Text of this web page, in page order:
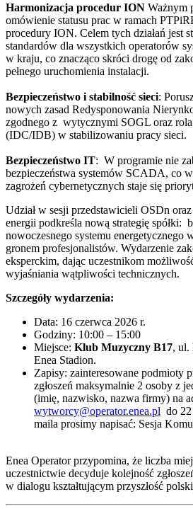
Harmonizacja procedur ION Ważnym
omówienie statusu prac w ramach
procedury ION. Celem tych działań jest
standardów dla wszystkich operatorów
w kraju, co znacząco skróci drogę od
pełnego uruchomienia instalacji.
Bezpieczeństwo i stabilność sieci:
nowych zasad Redysponowania
zgodnego z wytycznymi SOGL oraz rola
(IDC/IDB) w stabilizowaniu pracy sieci.
Bezpieczeństwo IT: W programie nie
bezpieczeństwa systemów SCADA, co
zagrożeń cybernetycznych staje się
Udział w sesji przedstawicieli OSDn
energii podkreśla nową strategię spółki:
nowoczesnego systemu energetycznego
gronem profesjonalistów. Wydarzenie
eksperckim, dając uczestnikom
wyjaśniania wątpliwości technicznych.
Szczegóły wydarzenia:
Data: 16 czerwca 2026 r.
Godziny: 10:00 – 15:00
Miejsce: Klub Muzyczny B17, ul.
Enea Stadion.
Zapisy: zainteresowane podmioty
zgłoszeń maksymalnie 2 osoby z
(imię, nazwisko, nazwa firmy) na
wytworcy@operator.enea.pl do
maila prosimy napisać: Sesja
Enea Operator przypomina, że liczba
uczestnictwie decyduje kolejność
w dialogu kształtującym przyszłość